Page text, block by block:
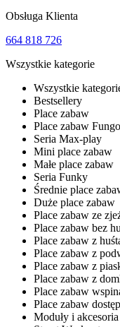
Obsługa Klienta
664 818 726
Wszystkie kategorie
Wszystkie
Bestsellery
Place zabaw
Place zabaw
Seria Max-play
Mini place zabaw
Małe place zabaw
Seria Funky
Średnie place
Duże place zabaw
Place zabaw ze
Place zabaw bez
Place zabaw z
Place zabaw z
Place zabaw z
Place zabaw z
Place zabaw
Place zabaw
Moduły i